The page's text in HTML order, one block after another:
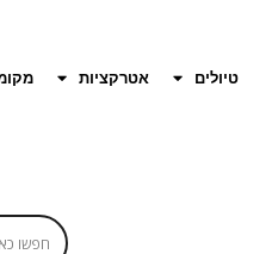
טיולים אטרקציות